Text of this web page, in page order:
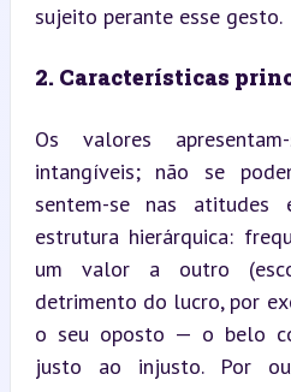
sujeito perante esse gesto.
2. Características
Os valores
intangíveis; não se
sentem-se nas atitudes
estrutura hierárquica:
um valor a outro
detrimento do lucro, por
o seu oposto — o belo
justo ao injusto. Por